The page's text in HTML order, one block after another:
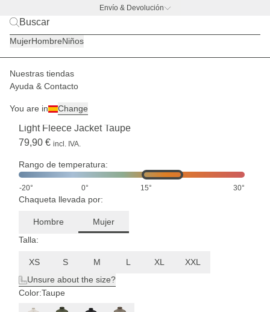
Envío & Devolución
MujerHombreNiños
Nuestras tiendas
Ayuda & Contacto
You are in Change
Mujer Chaquetas
(3)
Light Fleece Jacket Taupe
79,90 € incl. IVA.
Rango de temperatura:
-20° 0° 15° 30°
Chaqueta llevada por:
Hombre
Mujer
Talla:
XS S M L XL
XXL
Unsure about the size?
Color:Taupe